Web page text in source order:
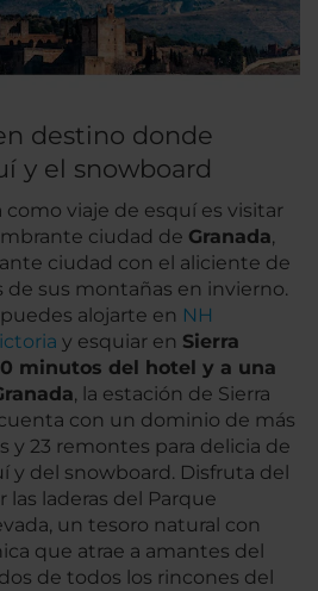
destino donde
y el snowboard
viaje de esquí es visitar
ciudad de Granada,
ciudad con el aliciente de
de sus montañas en invierno.
alojarte en NH
y esquiar en Sierra
minutos del hotel y a una
, la estación de Sierra
con un dominio de más
y 23 remontes para delicia de
y del snowboard. Disfruta del
las laderas del Parque
un tesoro natural con
que atrae a amantes del
de todos los rincones del